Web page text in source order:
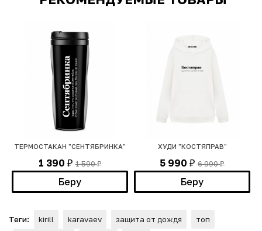
ТЕРМОСТАКАН "СЕНТЯБРИНКА"
1 390 ₽ 1 590₽
Беру
ХУДИ "КОСТЯПРАВ"
5 990 ₽ 6 990₽
Беру
Теги: kirill karavaev защита от дождя
топ